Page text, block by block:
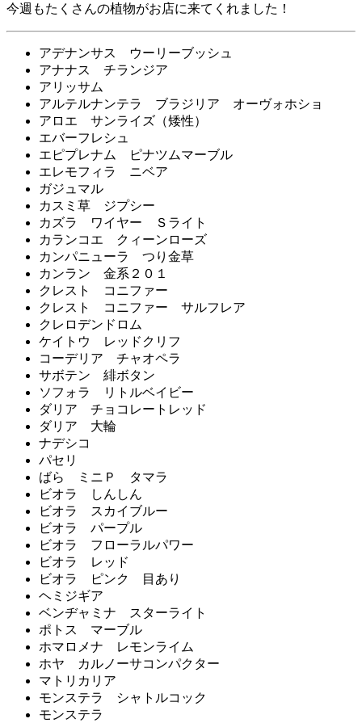
今週もたくさんの植物がお店に来てくれました！
アデナンサス ウーリーブッシュ
アナナス チランジア
アリッサム
アルテルナンテラ ブラジリア オーヴォホショ
アロエ サンライズ（矮性）
エバーフレシュ
エピプレナム ピナツムマーブル
エレモフィラ ニベア
ガジュマル
カスミ草 ジプシー
カズラ ワイヤー Ｓライト
カランコエ クィーンローズ
カンパニューラ つり金草
カンラン 金系２０１
クレスト コニファー
クレスト コニファー サルフレア
クレロデンドロム
ケイトウ レッドクリフ
コーデリア チャオペラ
サボテン 緋ボタン
ソフォラ リトルベイビー
ダリア チョコレートレッド
ダリア 大輪
ナデシコ
パセリ
ばら ミニＰ タマラ
ビオラ しんしん
ビオラ スカイブルー
ビオラ パープル
ビオラ フローラルパワー
ビオラ レッド
ビオラ ピンク 目あり
ヘミジギア
ベンヂャミナ スターライト
ポトス マーブル
ホマロメナ レモンライム
ホヤ カルノーサコンパクター
マトリカリア
モンステラ シャトルコック
モンステラ